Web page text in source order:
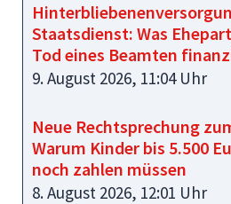
Staatsdienst: Was
Tod eines Beamten
9. August 2026, 11:04 Uhr
Neue Rechtsprechung
Warum Kinder bis 5.500
noch zahlen müssen
8. August 2026, 12:01 Uhr